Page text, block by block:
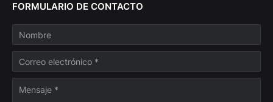
FORMULARIO DE CONTACTO